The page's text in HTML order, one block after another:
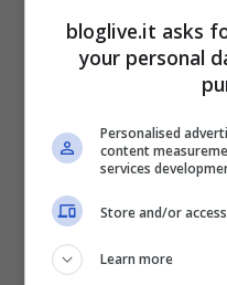
Un’analisi
Harvard Medical
parte dei decessi
giovani non
screening. Ciò
necessità di
bloglive.it asks
your personal
Personalised
content
services
Store and/or
Learn more